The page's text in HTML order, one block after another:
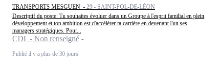
TRANSPORTS MESGUEN - 29 - SAINT-POL-DE-LÉON
Descriptif du poste: Tu souhaites évoluer dans un Groupe à l'esprit familial en plein
développement et ton ambition est d'accélérer ta carrière en devenant l'un ses
managers stratégiques. Pour...
CDI - Non renseigné
Publié il y a plus de 30 jours